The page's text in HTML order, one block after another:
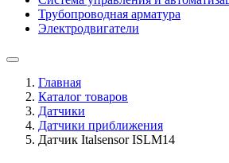
Трубопроводная арматура
Электродвигатели
Главная
Каталог товаров
Датчики
Датчики приближения
Датчик Italsensor ISLM14